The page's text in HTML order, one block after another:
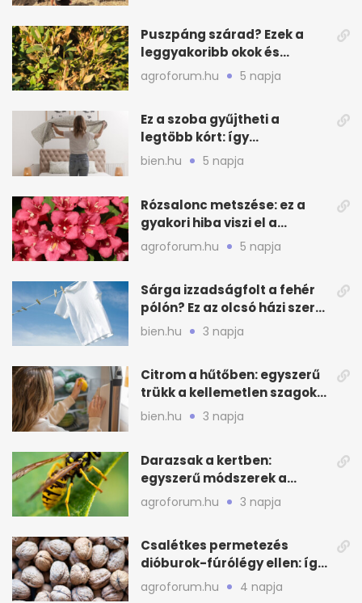
Puszpáng szárad? Ezek a
leggyakoribb okok és
teendők
agroforum.hu 5 napja
Ez a szoba gyűjtheti a
legtöbb kórt: így
mélytisztítsd otthon
bien.hu 5 napja
Rózsalonc metszése: ez a
gyakori hiba viszi el a
virágzást
agroforum.hu 5 napja
Sárga izzadságfolt a fehér
pólón? Ez az olcsó házi szer
beválhat
bien.hu 3 napja
Citrom a hűtőben: egyszerű
trükk a kellemetlen szagok
ellen
bien.hu 3 napja
Darazsak a kertben:
egyszerű módszerek a
távoltartásukra nyáron
agroforum.hu 3 napja
Csalétkes permetezés
dióburok-fúrólégy ellen: így
csináld a kertben
agroforum.hu 4 napja